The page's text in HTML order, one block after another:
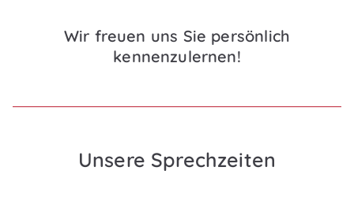
Wir freuen uns Sie persönlich
kennenzulernen!
Unsere Sprechzeiten